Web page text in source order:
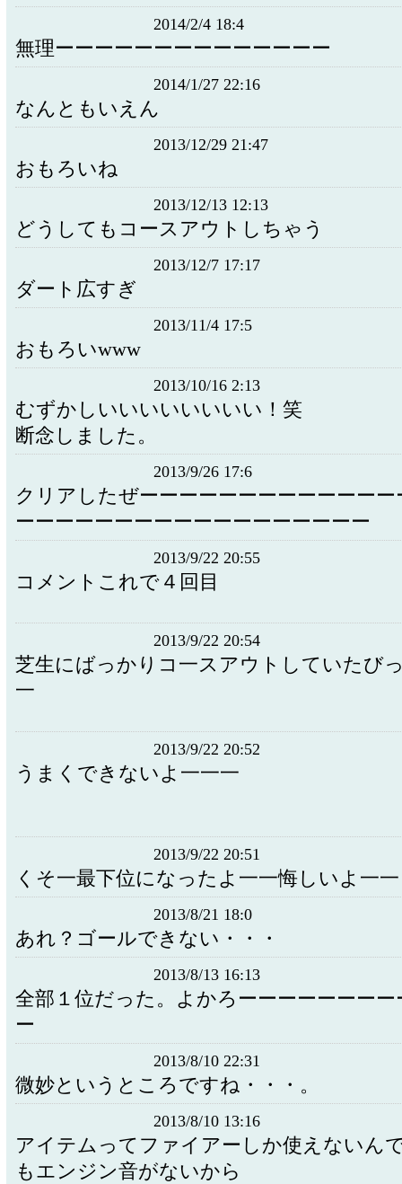
2014/2/4 18:4
無理ーーーーーーーーーーーーーー
2014/1/27 22:16
なんともいえん
2013/12/29 21:47
おもろいね
2013/12/13 12:13
どうしてもコースアウトしちゃう
2013/12/7 17:17
ダート広すぎ
2013/11/4 17:5
おもろいwww
2013/10/16 2:13
むずかしいいいいいいいい！笑
断念しました。
2013/9/26 17:6
クリアしたぜーーーーーーーーーーーーー
ーーーーーーーーーーーーーーーーーー
2013/9/22 20:55
コメントこれで４回目
2013/9/22 20:54
芝生にばっかりコ一スアウトしていたび
一
2013/9/22 20:52
うまくできないよ一一一
2013/9/22 20:51
くそ一最下位になったよ一一悔しいよ一一
2013/8/21 18:0
あれ？ゴールできない・・・
2013/8/13 16:13
全部１位だった。よかろーーーーーーーー
ー
2013/8/10 22:31
微妙というところですね・・・。
2013/8/10 13:16
アイテムってファイアーしか使えないん
もエンジン音がないから